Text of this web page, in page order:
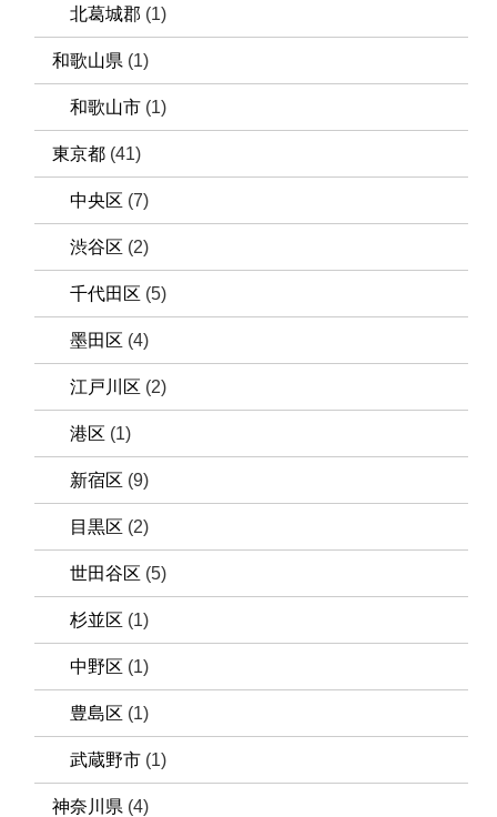
北葛城郡 (1)
和歌山県 (1)
和歌山市 (1)
東京都 (41)
中央区 (7)
渋谷区 (2)
千代田区 (5)
墨田区 (4)
江戸川区 (2)
港区 (1)
新宿区 (9)
目黒区 (2)
世田谷区 (5)
杉並区 (1)
中野区 (1)
豊島区 (1)
武蔵野市 (1)
神奈川県 (4)